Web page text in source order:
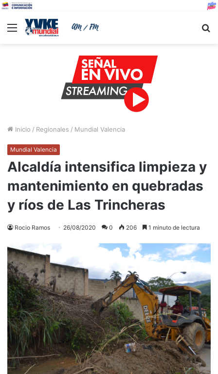
Menu
Inicio / Regionales / Mundial Valencia
Mundial Valencia
Alcaldía intensifica limpieza y
mantenimiento en quebradas
y ríos de Las Trincheras
Rocio Ramos 26/08/2020 0 206 1 minuto de lectura